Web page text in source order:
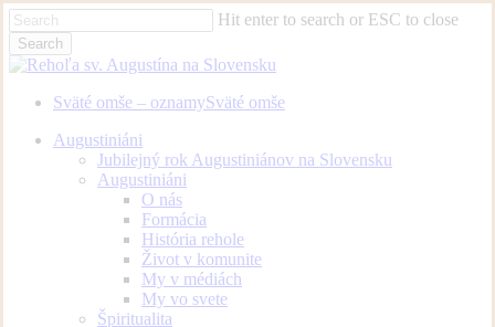
Skip
to
main
content
Hit enter to search or ESC to close
Search
Close
Sväté omše – oznamySväté omše
Menu
Augustiniáni
Jubilejný rok Augustiniánov na Slovensku
Augustiniáni
O nás
Formácia
História rehole
Život v komunite
My v médiách
My vo svete
Špiritualita